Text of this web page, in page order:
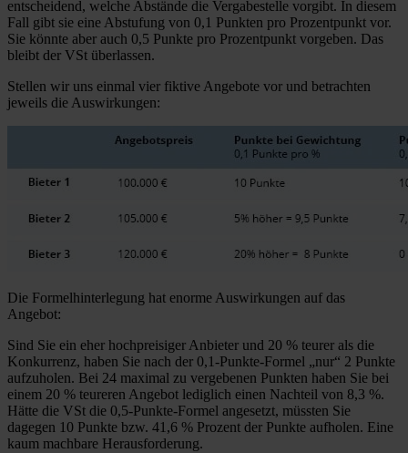
entscheidend, welche Abstände die Vergabestelle vorgibt. In diesem
Fall gibt sie eine Abstufung von 0,1 Punkten pro Prozentpunkt vor.
Sie könnte aber auch 0,5 Punkte pro Prozentpunkt vorgeben. Das
bleibt der VSt überlassen.
Stellen wir uns einmal vier fiktive Angebote vor und betrachten
jeweils die Auswirkungen:
Die Formelhinterlegung hat enorme Auswirkungen auf das
Angebot:
Sind Sie ein eher hochpreisiger Anbieter und 20 % teurer als die
Konkurrenz, haben Sie nach der 0,1-Punkte-Formel „nur“ 2 Punkte
aufzuholen. Bei 24 maximal zu vergebenen Punkten haben Sie bei
einem 20 % teureren Angebot lediglich einen Nachteil von 8,3 %.
Hätte die VSt die 0,5-Punkte-Formel angesetzt, müssten Sie
dagegen 10 Punkte bzw. 41,6 % Prozent der Punkte aufholen. Eine
kaum machbare Herausforderung.